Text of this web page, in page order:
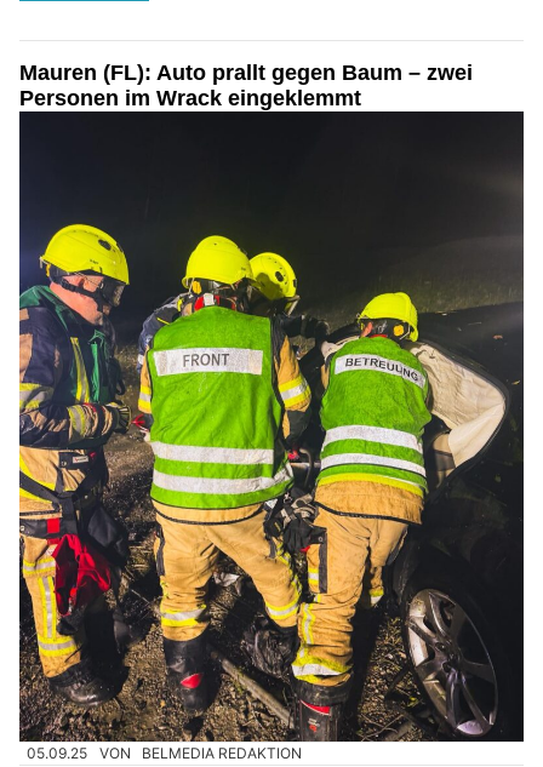
Mauren (FL): Auto prallt gegen Baum – zwei
Personen im Wrack eingeklemmt
05.09.25 VON BELMEDIA REDAKTION